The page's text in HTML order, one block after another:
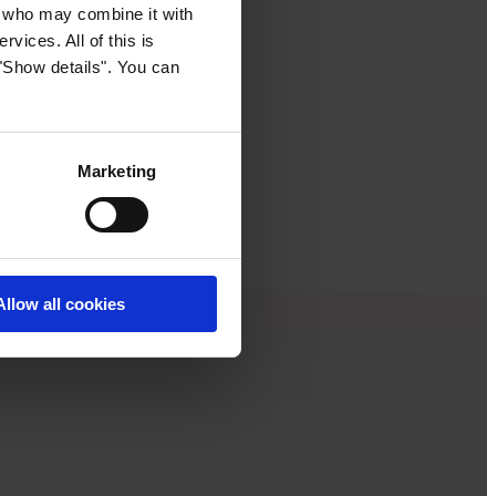
may combine it with
All of this is
details". You can
Marketing
all cookies